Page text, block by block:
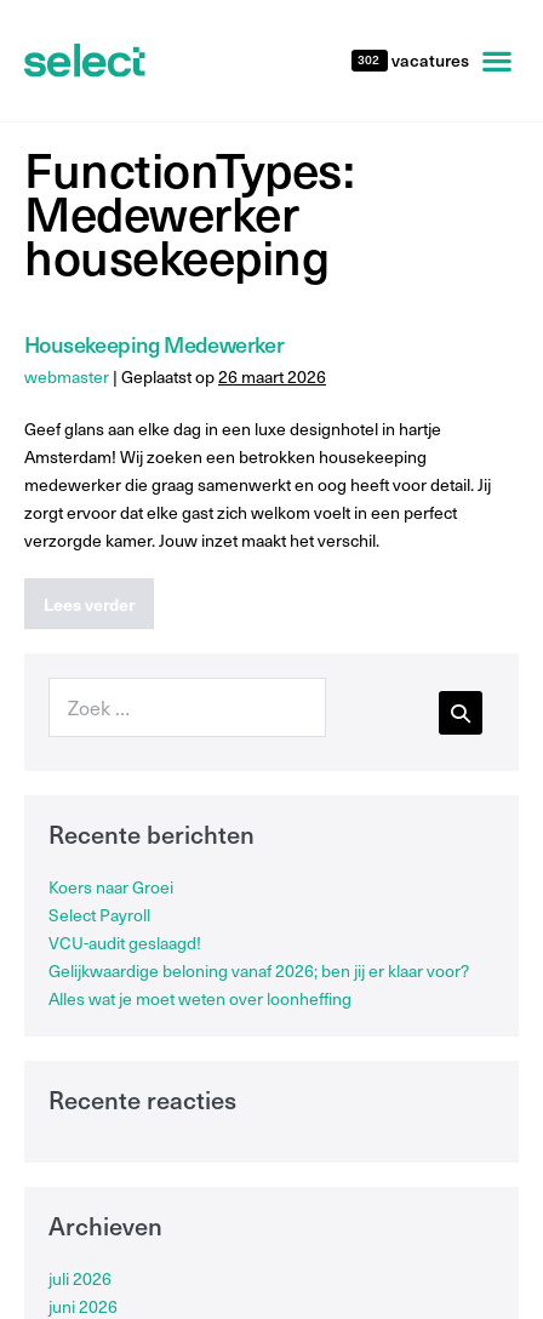
302 vacatures
FunctionTypes:
Medewerker
housekeeping
Housekeeping Medewerker
webmaster | Geplaatst op26 maart 2026
Geef glans aan elke dag in een luxe designhotel in hartje
Amsterdam! Wij zoeken een betrokken housekeeping
medewerker die graag samenwerkt en oog heeft voor detail. Jij
zorgt ervoor dat elke gast zich welkom voelt in een perfect
verzorgde kamer. Jouw inzet maakt het verschil.
Lees verder
Recente berichten
Koers naar Groei
Select Payroll
VCU-audit geslaagd!
Gelijkwaardige beloning vanaf 2026; ben jij er klaar voor?
Alles wat je moet weten over loonheffing
Recente reacties
Archieven
juli 2026
juni 2026